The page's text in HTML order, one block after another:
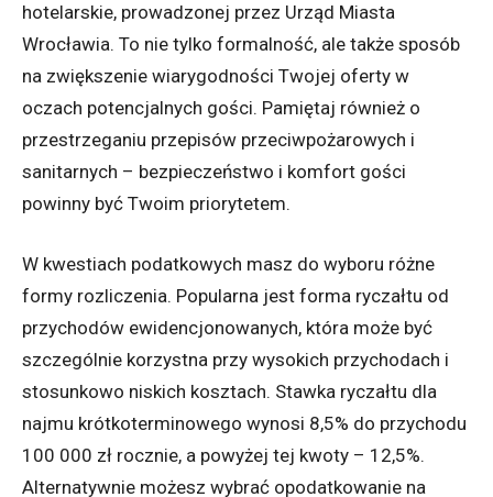
hotelarskie, prowadzonej przez Urząd Miasta
Wrocławia. To nie tylko formalność, ale także sposób
na zwiększenie wiarygodności Twojej oferty w
oczach potencjalnych gości. Pamiętaj również o
przestrzeganiu przepisów przeciwpożarowych i
sanitarnych – bezpieczeństwo i komfort gości
powinny być Twoim priorytetem.
W kwestiach podatkowych masz do wyboru różne
formy rozliczenia. Popularna jest forma ryczałtu od
przychodów ewidencjonowanych, która może być
szczególnie korzystna przy wysokich przychodach i
stosunkowo niskich kosztach. Stawka ryczałtu dla
najmu krótkoterminowego wynosi 8,5% do przychodu
100 000 zł rocznie, a powyżej tej kwoty – 12,5%.
Alternatywnie możesz wybrać opodatkowanie na